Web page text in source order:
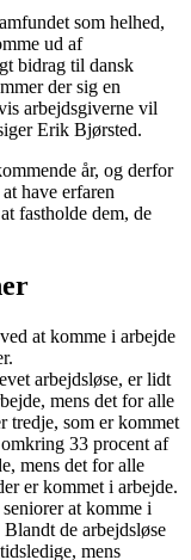
som helhed,
ud af
bidrag til dansk
der sig en
arbejdsgiverne vil
Erik Bjørsted.
år, og derfor
have erfaren
fastholde dem, de
at komme i arbejde
arbejdsløse, er lidt
mens det for alle
tredje, som er kommet
33 procent af
mens det for alle
er kommet i arbejde.
at komme i
de arbejdsløse
mens